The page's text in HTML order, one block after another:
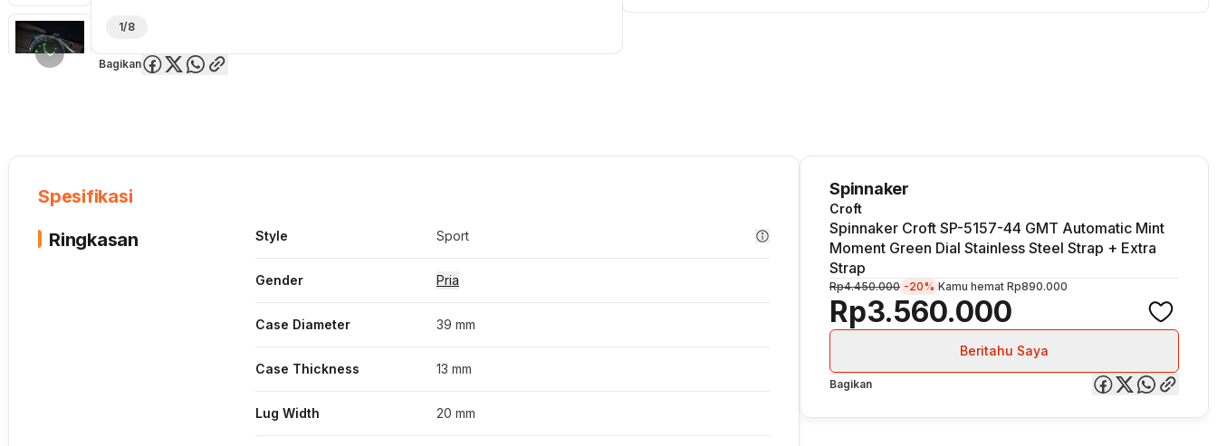
1/8
Bagikan
Spesifikasi
Ringkasan
Style Sport
Gender Pria
Case Diameter 39 mm
Case Thickness 13 mm
Lug Width 20 mm
Spinnaker
Croft
Spinnaker Croft SP-5157-44 GMT Automatic Mint
Moment Green Dial Stainless Steel Strap + Extra
Strap
Rp3.560.000
Rp4.450.000 -20% Kamu hemat Rp890.000
Beritahu Saya
Bagikan